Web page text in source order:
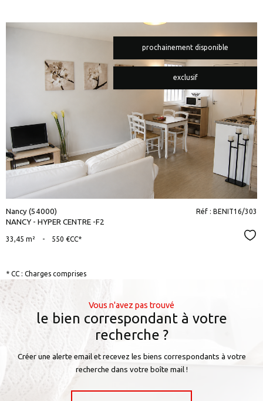
prochainement disponible
exclusif
voir le
bien
Nancy (54000)
NANCY - HYPER CENTRE -F2
Réf : BENIT16/303
33,45 m² - 550 €CC*
* CC : Charges comprises
Vous n'avez pas trouvé
le bien correspondant à votre
recherche ?
Créer une alerte email et recevez les biens correspondants à votre
recherche dans votre boîte mail !